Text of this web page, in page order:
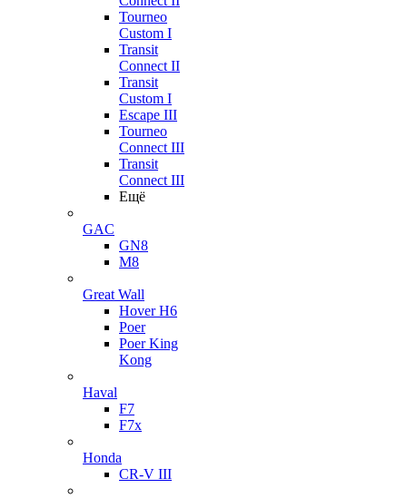
Tourneo
Custom I
Transit
Connect II
Transit
Custom I
Escape III
Tourneo
Connect III
Transit
Connect III
Ещё
GAC
GN8
M8
Great Wall
Hover H6
Poer
Poer King
Kong
Haval
F7
F7x
Honda
CR-V III